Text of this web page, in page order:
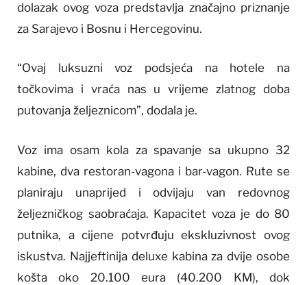
dolazak ovog voza predstavlja značajno priznanje
za Sarajevo i Bosnu i Hercegovinu.
“Ovaj luksuzni voz podsjeća na hotele na
točkovima i vraća nas u vrijeme zlatnog doba
putovanja željeznicom”, dodala je.
Voz ima osam kola za spavanje sa ukupno 32
kabine, dva restoran-vagona i bar-vagon. Rute se
planiraju unaprijed i odvijaju van redovnog
željezničkog saobraćaja. Kapacitet voza je do 80
putnika, a cijene potvrđuju ekskluzivnost ovog
iskustva. Najjeftinija deluxe kabina za dvije osobe
košta oko 20.100 eura (40.200 KM), dok